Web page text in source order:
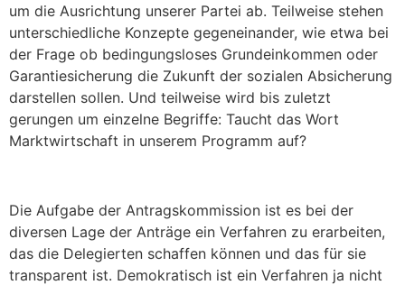
um die Ausrichtung unserer Partei ab. Teilweise stehen
unterschiedliche Konzepte gegeneinander, wie etwa bei
der Frage ob bedingungsloses Grundeinkommen oder
Garantiesicherung die Zukunft der sozialen Absicherung
darstellen sollen. Und teilweise wird bis zuletzt
gerungen um einzelne Begriffe: Taucht das Wort
Marktwirtschaft in unserem Programm auf?
Die Aufgabe der Antragskommission ist es bei der
diversen Lage der Anträge ein Verfahren zu erarbeiten,
das die Delegierten schaffen können und das für sie
transparent ist. Demokratisch ist ein Verfahren ja nicht